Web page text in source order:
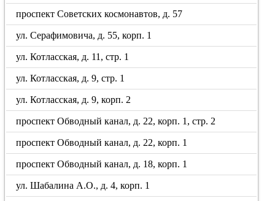
проспект Советских космонавтов, д. 57
ул. Серафимовича, д. 55, корп. 1
ул. Котласская, д. 11, стр. 1
ул. Котласская, д. 9, стр. 1
ул. Котласская, д. 9, корп. 2
проспект Обводный канал, д. 22, корп. 1, стр. 2
проспект Обводный канал, д. 22, корп. 1
проспект Обводный канал, д. 18, корп. 1
ул. Шабалина А.О., д. 4, корп. 1